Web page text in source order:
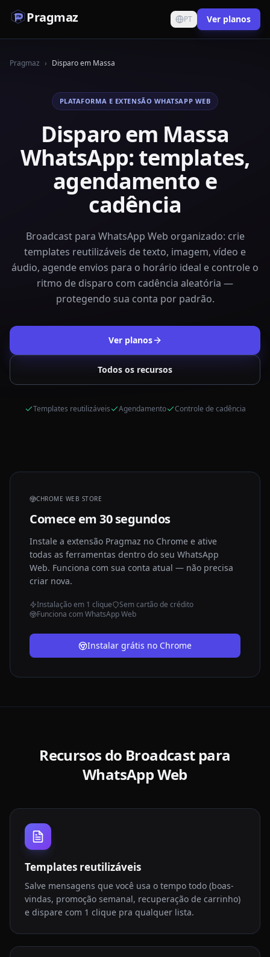
Pragmaz PT Ver planos
Pragmaz › Disparo em Massa
PLATAFORMA E EXTENSÃO WHATSAPP WEB
Disparo em Massa
WhatsApp: templates,
agendamento e
cadência
Broadcast para WhatsApp Web organizado: crie
templates reutilizáveis de texto, imagem, vídeo e
áudio, agende envios para o horário ideal e controle o
ritmo de disparo com cadência aleatória —
protegendo sua conta por padrão.
Ver planos
Todos os recursos
Templates reutilizáveis Agendamento Controle de cadência
CHROME WEB STORE
Comece em 30 segundos
Instale a extensão Pragmaz no Chrome e ative
todas as ferramentas dentro do seu WhatsApp
Web. Funciona com sua conta atual — não precisa
criar nova.
Instalação em 1 clique
Sem cartão de crédito
Funciona com WhatsApp Web
Instalar grátis no Chrome
Recursos do Broadcast para
WhatsApp Web
Templates reutilizáveis
Salve mensagens que você usa o tempo todo (boas-
vindas, promoção semanal, recuperação de carrinho)
e dispare com 1 clique pra qualquer lista.